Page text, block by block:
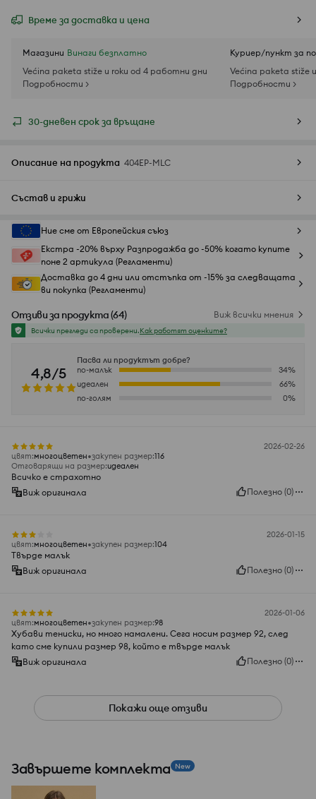
Време за доставка и цена
Магазини Винаги безплатно
Većina paketa stiže u roku od 4 работни дни
Подробности >
Куриер/пункт за
Većina paketa stiže
Подробности >
30-дневен срок за връщане
Описание на продукта 404EP-MLC
Състав и грижи
Ние сме от Европейския съюз
Екстра -20% върху Разпродажба до -50% когато купите
поне 2 артикула (Регламенти)
Доставка до 4 дни или отстъпка от -15% за следващата
ви покупка (Регламенти)
Отзиви за продукта(64) Виж всички мнения
Всички прегледи са проверени.Как работят оценките?
4,8/5
Пасва ли продуктът добре?
по-малък
34%
идеален
66%
по-голям
0%
2026-02-26
цвят:многоцветен закупен размер:116
Отговарящи на размер:идеален
Всичко е страхотно
Виж оригинала
Полезно (0)
2026-01-15
цвят:многоцветен закупен размер:104
Твърде малък
Виж оригинала
Полезно (0)
2026-01-06
цвят:многоцветен закупен размер:98
Хубави тениски, но много намалени. Сега носим размер 92, след
като сме купили размер 98, който е твърде малък
Виж оригинала
Полезно (0)
Покажи още отзиви
Завършете комплекта New